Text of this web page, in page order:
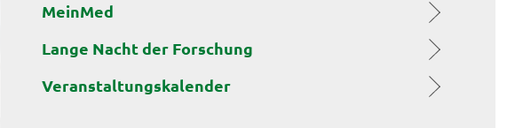
MeinMed
Lange Nacht der Forschung
Veranstaltungskalender